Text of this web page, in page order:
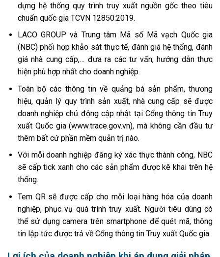
dựng hệ thống quy trình truy xuất nguồn gốc theo tiêu
chuẩn quốc gia TCVN 12850:2019.
LACO GROUP và Trung tâm Mã số Mã vạch Quốc gia
(NBC) phối hợp khảo sát thực tế, đánh giá hệ thống, đánh
giá nhà cung cấp,… đưa ra các tư vấn, hướng dẫn thực
hiện phù hợp nhất cho doanh nghiệp.
Toàn bộ các thông tin về quảng bá sản phẩm, thương
hiệu, quản lý quy trình sản xuất, nhà cung cấp sẽ được
doanh nghiệp chủ động cập nhật tại Cổng thông tin Truy
xuất Quốc gia (www.trace.gov.vn), mà không cần đầu tư
thêm bất cứ phần mềm quản trị nào.
Với mỗi doanh nghiệp đăng ký xác thực thành công, NBC
sẽ cấp tick xanh cho các sản phẩm được kê khai trên hệ
thống.
Tem QR sẽ được cấp cho mỗi loại hàng hóa của doanh
nghiệp, phục vụ quá trình truy xuất. Người tiêu dùng có
thể sử dụng camera trên smartphone để quét mã, thông
tin lập tức được trả về Cổng thông tin Truy xuất Quốc gia.